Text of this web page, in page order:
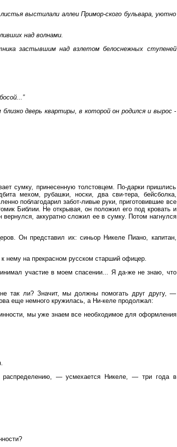
выстилали аллеи Примор-ского бульвара, уютно
над волнами.
застывшим над взлетом белоснежных ступеней
дверь квартиры, в которой он родился и вырос -
сумку, принесенную толстовцем. По-дарки пришлись
мехом, рубашки, носки, два сви-тера, бейсболка,
поблагодарил забот-ливые руки, приготовившие все
Библии. Не открывая, он положил его под кровать и
аккуратно сложил ее в сумку. Потом нагнулся
Он представил их: синьор Никеле Пиано, капитан,
нему на прекрасном русском старший офицер.
участие в моем спасении... Я да-же не знаю, что
так ли? Значит, мы должны помогать друг другу, —
еще немного кружилась, а Ни-келе продолжал:
мы уже знаем все необходимое для оформления
— усмехается Никеле, — три года в